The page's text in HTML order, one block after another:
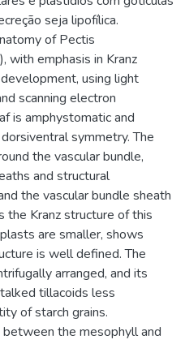
seja lipofílica.
of Pectis
with emphasis in Kranz
using light
scanning electron
is amphystomatic and
symmetry. The
the vascular bundle,
and structural
the vascular bundle sheath
the Kranz structure of this
are smaller, shows
is well defined. The
arranged, and its
tillacoids less
of starch grains.
the mesophyll and